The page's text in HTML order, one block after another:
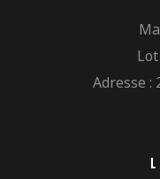
Adresse :